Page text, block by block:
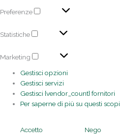
Preferenze
Statistiche
Marketing
Gestisci opzioni
Gestisci servizi
Gestisci {vendor_count} fornitori
Per saperne di più su questi scopi
Accetto Nego